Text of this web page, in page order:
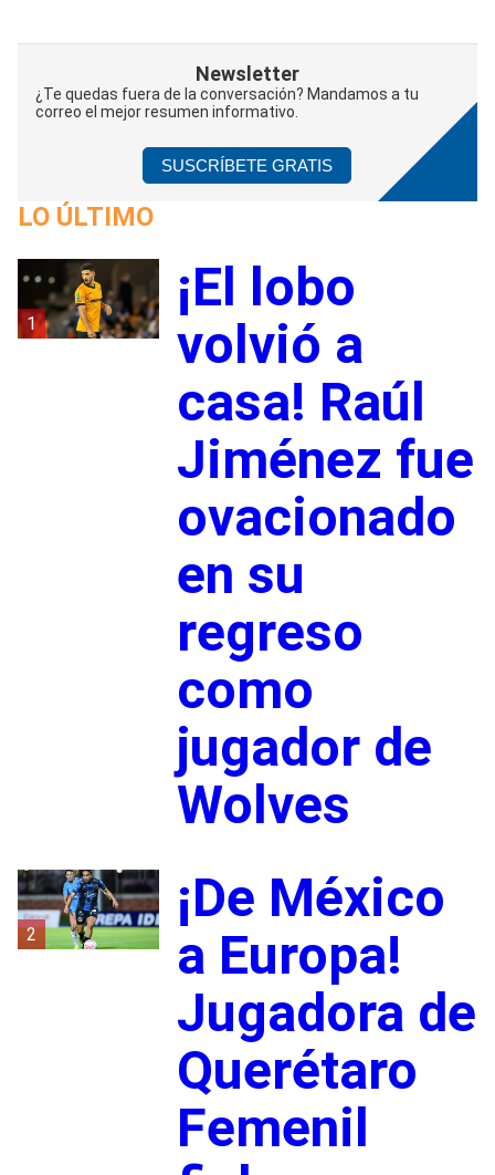
Newsletter
¿Te quedas fuera de la conversación? Mandamos a tu
correo el mejor resumen informativo.
SUSCRÍBETE GRATIS
LO ÚLTIMO
1
¡El lobo
volvió a
casa! Raúl
Jiménez fue
ovacionado
en su
regreso
como
jugador de
Wolves
2
¡De México
a Europa!
Jugadora de
Querétaro
Femenil